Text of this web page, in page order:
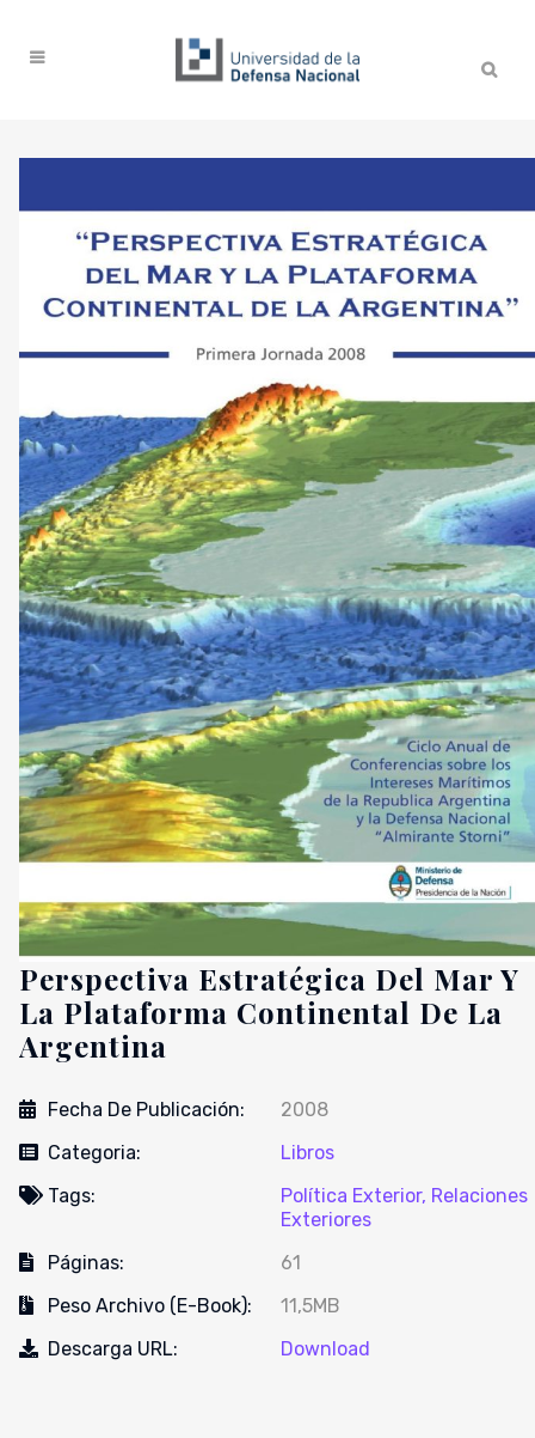
Perspectiva Estratégica Del Mar Y
La Plataforma Continental De La
Argentina
Fecha De Publicación:
2008
Categoria:
Libros
Tags:
Política Exterior, Relaciones
Exteriores
Páginas:
61
Peso Archivo (E-Book):
11,5MB
Descarga URL:
Download